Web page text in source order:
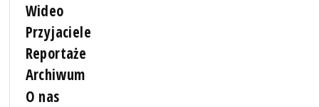
Wideo
Przyjaciele
Reportaże
Archiwum
O nas